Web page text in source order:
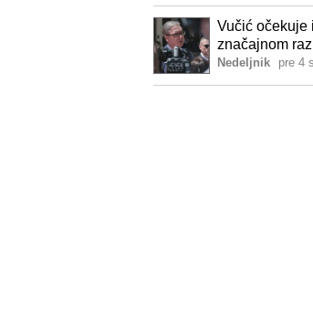
Vučić očekuje
značajnom
Nedeljnik pre 4